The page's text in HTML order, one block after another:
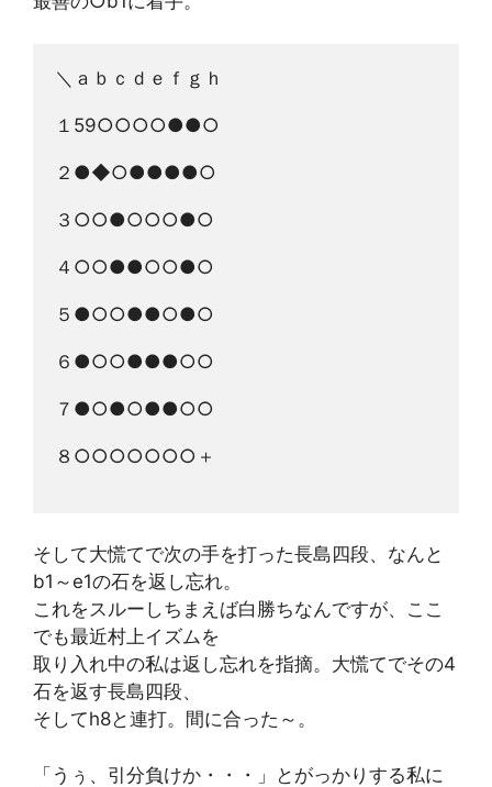
＼ａｂｃｄｅｆｇｈ
１59○○○○●●○
２●◆○●●●●○
３○○●○○○●○
４○○●●○○●○
５●○○●●○●○
６●○○●●●○○
７●○●○●●○○
８○○○○○○○＋
そして大慌てで次の手を打った長島四段、なんと
b1～e1の石を返し忘れ。
これをスルーしちまえば白勝ちなんですが、ここ
でも最近村上イズムを
取り入れ中の私は返し忘れを指摘。大慌てでその4
石を返す長島四段、
そしてh8と連打。間に合った～。
「うぅ、引分負けか・・・」とがっかりする私に